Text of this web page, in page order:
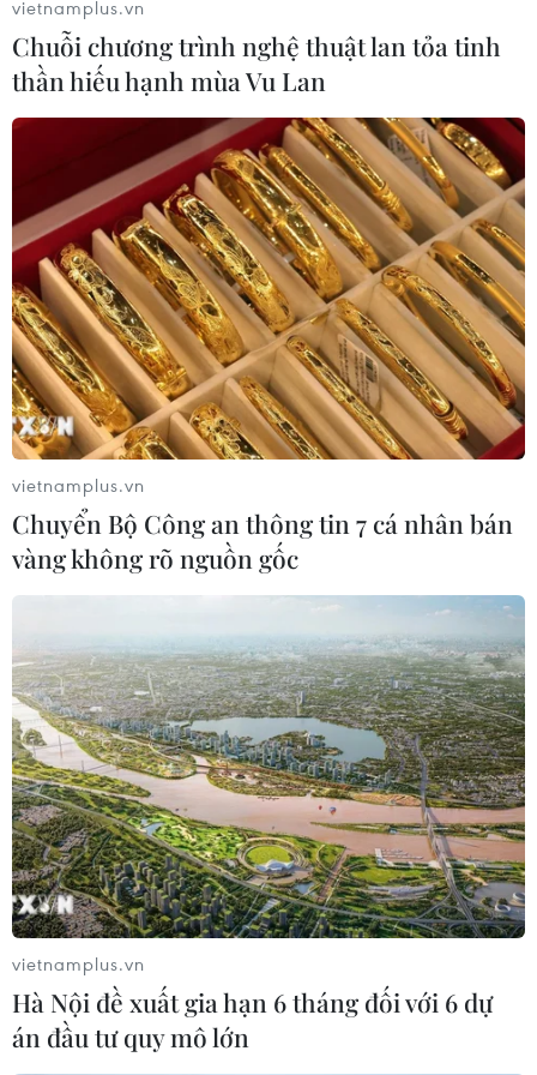
(TTXVN/Vietnam+)
#Kinh tế châu Âu
#Khủng hoảng năng lượng
#Nắng nóng kỷ lục
#Biến đổi khí hậu
Theo dõi VietnamPlus
TIN LIÊN QUAN
vietnamplus.vn
Chuỗi chương trình nghệ thuật lan tỏa tinh
thần hiếu hạnh mùa Vu Lan
vietnamplus.vn
Chuyển Bộ Công an thông tin 7 cá nhân bán
vàng không rõ nguồn gốc
vietnamplus.vn
Hà Nội đề xuất gia hạn 6 tháng đối với 6 dự
án đầu tư quy mô lớn